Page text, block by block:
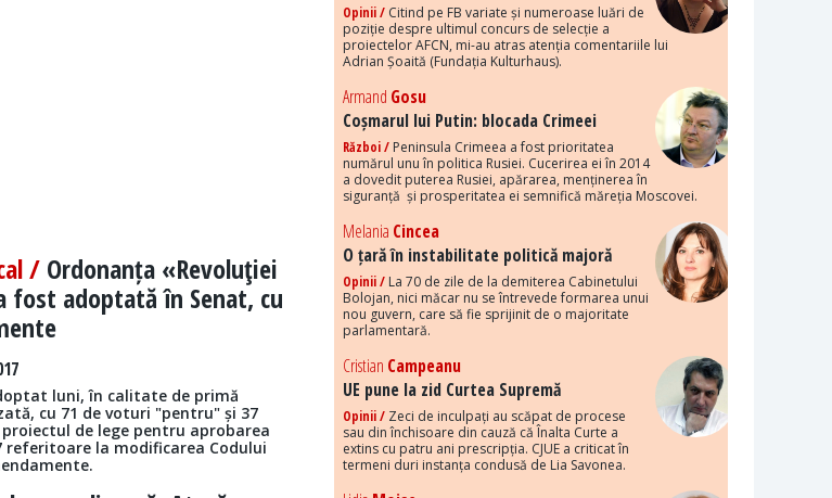
/ Ordonanța «Revoluţiei
fost adoptată în Senat, cu
luni, în calitate de primă
cu 71 de voturi "pentru" și 37
de lege pentru aprobarea
referitoare la modificarea Codului
Opinii / Citind pe FB variate și numeroase luări de
poziție despre ultimul concurs de selecție a
proiectelor AFCN, mi-au atras atenția comentariile lui
Adrian Șoaită (Fundația Kulturhaus).
Armand Gosu
Coșmarul lui Putin: blocada Crimeei
Război / Peninsula Crimeea a fost prioritatea
numărul unu în politica Rusiei. Cucerirea ei în 2014
a dovedit puterea Rusiei, apărarea, menținerea în
siguranță și prosperitatea ei semnifică măreția Moscovei.
Melania Cincea
O țară în instabilitate politică majoră
Opinii / La 70 de zile de la demiterea Cabinetului
Bolojan, nici măcar nu se întrevede formarea unui
nou guvern, care să fie sprijinit de o majoritate
parlamentară.
Cristian Campeanu
UE pune la zid Curtea Supremă
Opinii / Zeci de inculpați au scăpat de procese
sau din închisoare din cauză că Înalta Curte a
extins cu patru ani prescripția. CJUE a criticat în
termeni duri instanța condusă de Lia Savonea.